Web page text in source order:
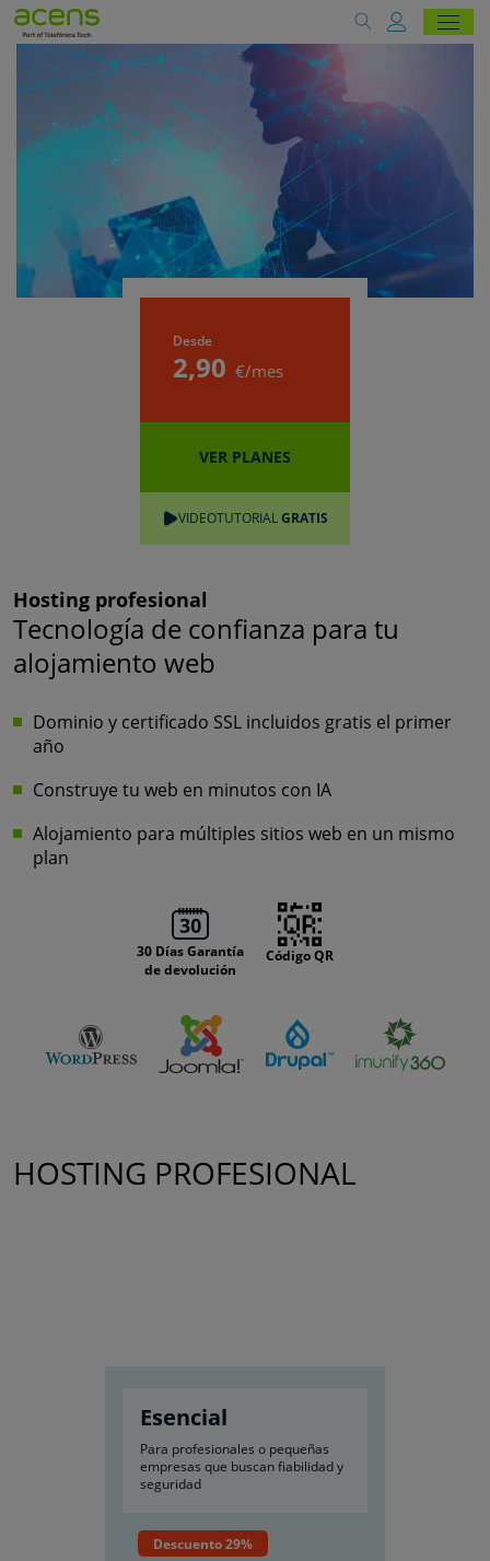
Desde
2,90 €/mes
VER PLANES
VIDEOTUTORIALGRATIS
Hosting profesional
Tecnología de confianza para tu
alojamiento web
Dominio y certificado SSL incluidos gratis el primer
año
Construye tu web en minutos con IA
Alojamiento para múltiples sitios web en un mismo
plan
30 Días Garantía
de devolución
Código QR
HOSTING PROFESIONAL
Esencial
Para profesionales o pequeñas
empresas que buscan fiabilidad y
seguridad
Descuento 29%